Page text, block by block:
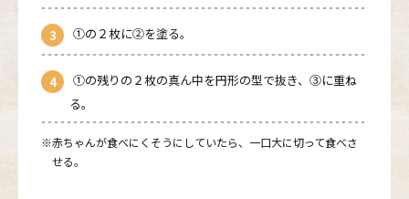
①の２枚に②を塗る。
①の残りの２枚の真ん中を円形の型で抜き、③に重ね
る。
※赤ちゃんが食べにくそうにしていたら、一口大に切って食べさ
せる。